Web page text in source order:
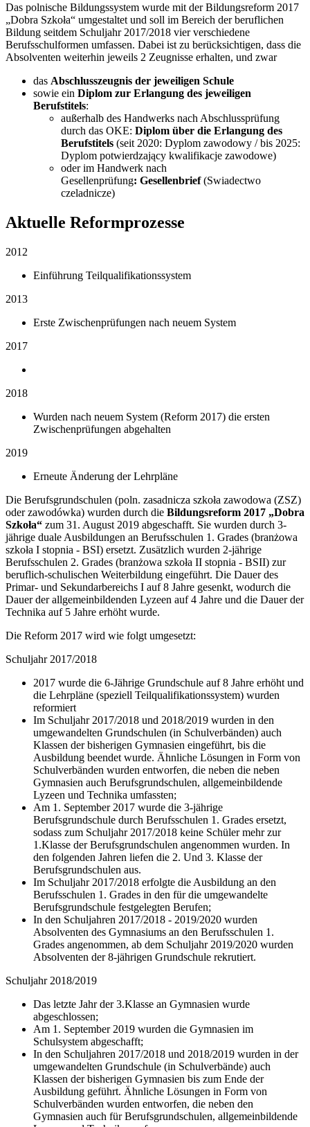
Das polnische Bildungssystem wurde mit der Bildungsreform 2017
„Dobra Szkoła“ umgestaltet und soll im Bereich der beruflichen
Bildung seitdem Schuljahr 2017/2018 vier verschiedene
Berufsschulformen umfassen. Dabei ist zu berücksichtigen, dass die
Absolventen weiterhin jeweils 2 Zeugnisse erhalten, und zwar
das Abschlusszeugnis der jeweiligen Schule
sowie ein Diplom zur Erlangung des jeweiligen
Berufstitels:
außerhalb des Handwerks nach Abschlussprüfung
durch das OKE: Diplom über die Erlangung des
Berufstitels (seit 2020: Dyplom zawodowy / bis 2025:
Dyplom potwierdzający kwalifikacje zawodowe)
oder im Handwerk nach
Gesellenprüfung: Gesellenbrief(Swiadectwo
czeladnicze)
Aktuelle Reformprozesse
2012
Einführung Teilqualifikationssystem
2013
Erste Zwischenprüfungen nach neuem System
2017
2018
Wurden nach neuem System (Reform 2017) die ersten
Zwischenprüfungen abgehalten
2019
Erneute Änderung der Lehrpläne
Die Berufsgrundschulen (poln. zasadnicza szkoła zawodowa (ZSZ)
oder zawodówka) wurden durch die Bildungsreform 2017 „Dobra
Szkoła“ zum 31. August 2019 abgeschafft. Sie wurden durch 3-
jährige duale Ausbildungen an Berufsschulen 1. Grades (branżowa
szkoła I stopnia - BSI) ersetzt. Zusätzlich wurden 2-jährige
Berufsschulen 2. Grades (branżowa szkoła II stopnia - BSII) zur
beruflich-schulischen Weiterbildung eingeführt. Die Dauer des
Primar- und Sekundarbereichs I auf 8 Jahre gesenkt, wodurch die
Dauer der allgemeinbildenden Lyzeen auf 4 Jahre und die Dauer der
Technika auf 5 Jahre erhöht wurde.
Die Reform 2017 wird wie folgt umgesetzt:
Schuljahr 2017/2018
2017 wurde die 6-Jährige Grundschule auf 8 Jahre erhöht und
die Lehrpläne (speziell Teilqualifikationssystem) wurden
reformiert
Im Schuljahr 2017/2018 und 2018/2019 wurden in den
umgewandelten Grundschulen (in Schulverbänden) auch
Klassen der bisherigen Gymnasien eingeführt, bis die
Ausbildung beendet wurde. Ähnliche Lösungen in Form von
Schulverbänden wurden entworfen, die neben die neben
Gymnasien auch Berufsgrundschulen, allgemeinbildende
Lyzeen und Technika umfassten;
Am 1. September 2017 wurde die 3-jährige
Berufsgrundschule durch Berufsschulen 1. Grades ersetzt,
sodass zum Schuljahr 2017/2018 keine Schüler mehr zur
1.Klasse der Berufsgrundschulen angenommen wurden. In
den folgenden Jahren liefen die 2. Und 3. Klasse der
Berufsgrundschulen aus.
Im Schuljahr 2017/2018 erfolgte die Ausbildung an den
Berufsschulen 1. Grades in den für die umgewandelte
Berufsgrundschule festgelegten Berufen;
In den Schuljahren 2017/2018 - 2019/2020 wurden
Absolventen des Gymnasiums an den Berufsschulen 1.
Grades angenommen, ab dem Schuljahr 2019/2020 wurden
Absolventen der 8-jährigen Grundschule rekrutiert.
Schuljahr 2018/2019
Das letzte Jahr der 3.Klasse an Gymnasien wurde
abgeschlossen;
Am 1. September 2019 wurden die Gymnasien im
Schulsystem abgeschafft;
In den Schuljahren 2017/2018 und 2018/2019 wurden in der
umgewandelten Grundschule (in Schulverbände) auch
Klassen der bisherigen Gymnasien bis zum Ende der
Ausbildung geführt. Ähnliche Lösungen in Form von
Schulverbänden wurden entworfen, die neben den
Gymnasien auch für Berufsgrundschulen, allgemeinbildende